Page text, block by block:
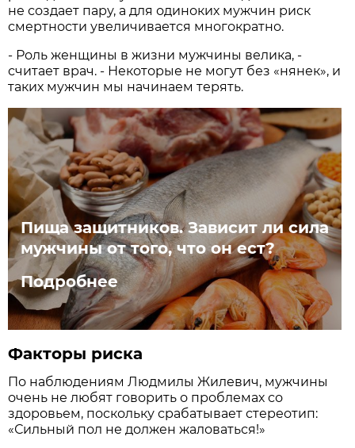
не создает пару, а для одиноких мужчин риск
смертности увеличивается многократно.
- Роль женщины в жизни мужчины велика, -
считает врач. - Некоторые не могут без «нянек», и
таких мужчин мы начинаем терять.
Пища защитников. Зависит ли сила
мужчины от того, что он ест?
Подробнее
Факторы риска
По наблюдениям Людмилы Жилевич, мужчины
очень не любят говорить о проблемах со
здоровьем, поскольку срабатывает стереотип:
«Сильный пол не должен жаловаться!»